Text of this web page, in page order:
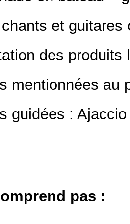
et guitares
des produits
mentionnées au
guidées :
pas :